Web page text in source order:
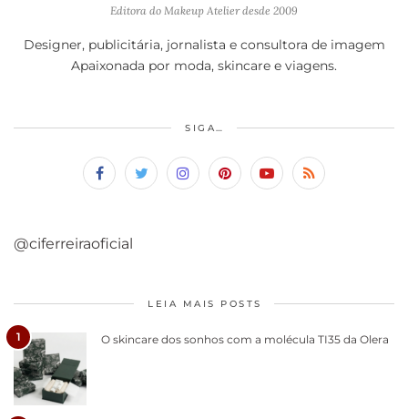
Editora do Makeup Atelier desde 2009
Designer, publicitária, jornalista e consultora de imagem
Apaixonada por moda, skincare e viagens.
SIGA…
@ciferreiraoficial
LEIA MAIS POSTS
1 O skincare dos sonhos com a molécula TI35 da Olera